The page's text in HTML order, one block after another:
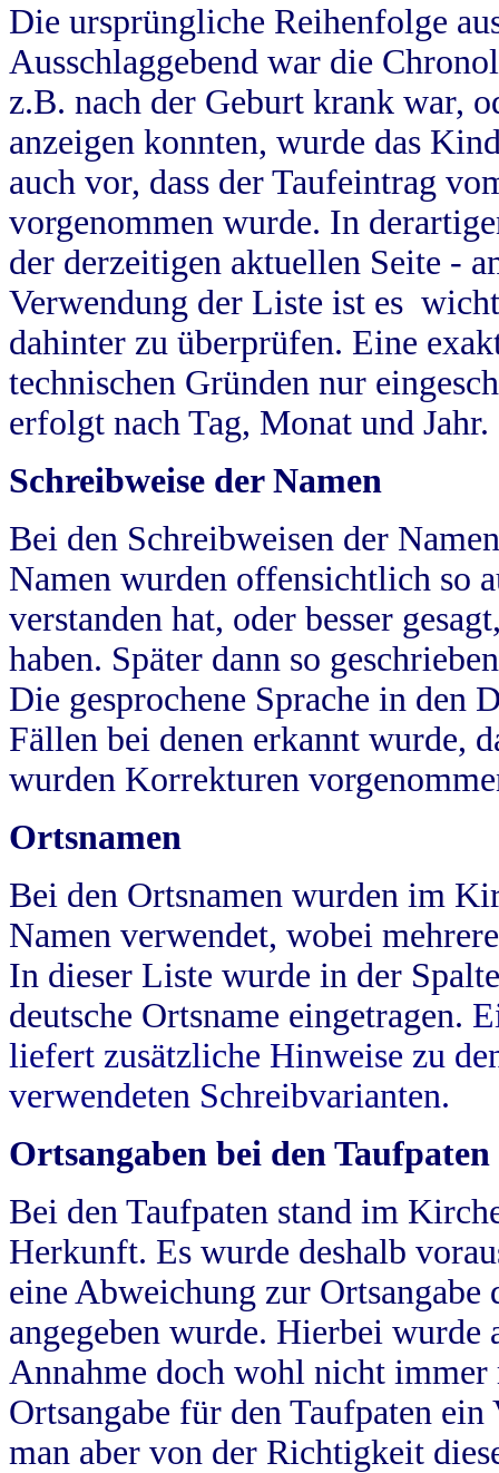
Die ursprüngliche Reihenfolge
Ausschlaggebend war die
z.B. nach der Geburt krank war,
anzeigen konnten, wurde das
auch vor, dass der Taufeintrag
vorgenommen wurde. In
der derzeitigen aktuellen Seite -
Verwendung der Liste ist es
dahinter zu überprüfen. Eine
technischen Gründen nur
erfolgt nach Tag, Monat und Jahr.
Schreibweise der Namen
Bei den Schreibweisen der
Namen wurden offensichtlich so
verstanden hat, oder besser
haben. Später dann so
Die gesprochene Sprache in
Fällen bei denen erkannt wurde,
wurden Korrekturen
Ortsnamen
Bei den Ortsnamen wurden im
Namen verwendet, wobei
In dieser Liste wurde in der
deutsche Ortsname eingetragen.
liefert zusätzliche Hinweise zu
verwendeten Schreibvarianten.
Ortsangaben bei den Taufpaten
Bei den Taufpaten stand im
Herkunft. Es wurde deshalb
eine Abweichung zur
angegeben wurde. Hierbei wurde
Annahme doch wohl nicht
Ortsangabe für den Taufpaten
man aber von der Richtigkeit